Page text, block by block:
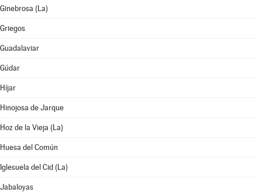
Ginebrosa (La)
Griegos
Guadalaviar
Gúdar
Híjar
Hinojosa de Jarque
Hoz de la Vieja (La)
Huesa del Común
Iglesuela del Cid (La)
Jabaloyas